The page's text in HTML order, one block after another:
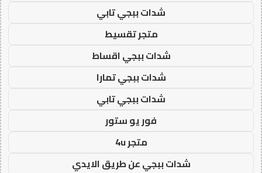
شدات ببجي تابي
متجر تقسيط
شدات ببجي اقساط
شدات ببجي تمارا
شدات ببجي تابي
فور يو ستور
متجر 4u
شدات ببجي عن طريق الايدي